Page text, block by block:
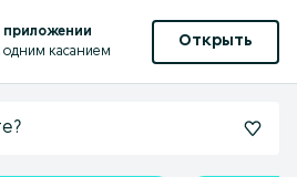
приложении
одним касанием
Открыть